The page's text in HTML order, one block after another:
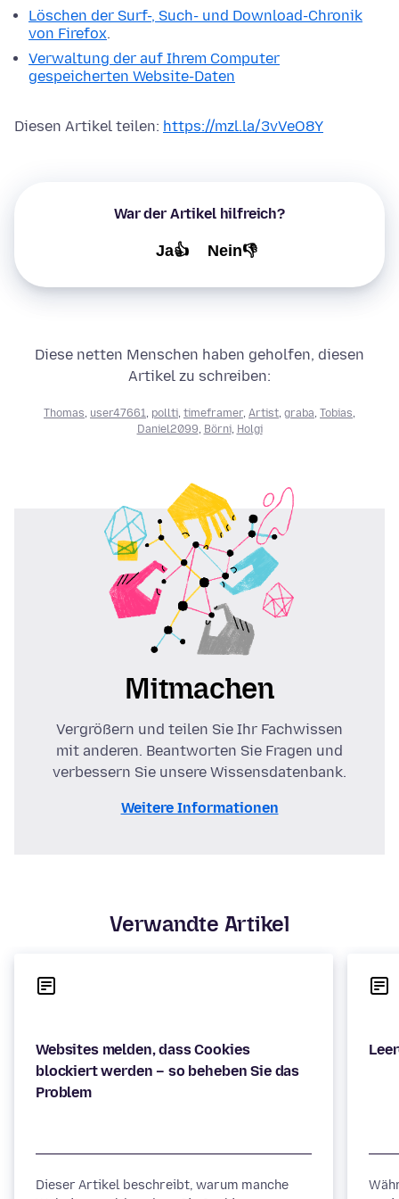
Löschen der Surf-, Such- und Download-Chronik
von Firefox.
Verwaltung der auf Ihrem Computer
gespeicherten Website-Daten
Diesen Artikel teilen: https://mzl.la/3vVeO8Y
War der Artikel hilfreich?
Ja👍 Nein👎
Diese netten Menschen haben geholfen, diesen
Artikel zu schreiben:
Thomas user47661 pollti timeframer, Artist graba Tobias
Daniel2099 Börni, Holgi
Mitmachen
Vergrößern und teilen Sie Ihr Fachwissen
mit anderen. Beantworten Sie Fragen und
verbessern Sie unsere Wissensdatenbank.
Weitere Informationen
Verwandte Artikel
Websites melden, dass Cookies
blockiert werden – so beheben Sie das
Problem
Dieser Artikel beschreibt, warum manche